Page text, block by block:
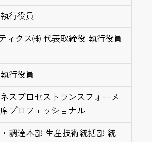
行役員
ィクス㈱ 代表取締役 執行役員
行役員
スプロセストランスフォーメ
プロフェッショナル
調達本部 生産技術統括部 統